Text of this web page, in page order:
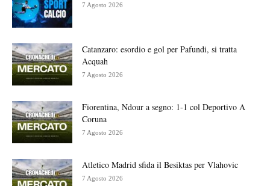
7 Agosto 2026
Catanzaro: esordio e gol per Pafundi, si tratta
Acquah
7 Agosto 2026
Fiorentina, Ndour a segno: 1-1 col Deportivo A
Coruna
7 Agosto 2026
Atletico Madrid sfida il Besiktas per Vlahovic
7 Agosto 2026